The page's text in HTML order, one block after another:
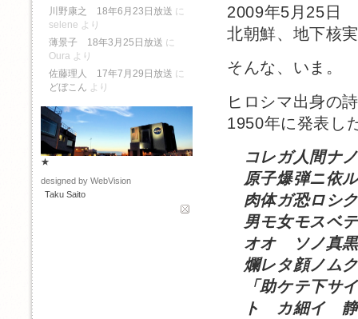
2009年5月25日
北朝鮮、地下核
そんな、いま。
ヒロシマ出身の
1950年に発表し
コレガ人間ナ
原子爆弾ニ依
肉体ガ恐ロシ
男モ女モスベ
オオ ソノ真黒
爛レタ顔ノム
「助ケテ下サ
ト カ細イ 静
川野康之 18年6月23日放送 に
selene より
薄景子 18年3月25日放送 に
Oura より
佐藤理人 17年7月29日放送 に
どぼこん より
★
designed by WebVision
Taku Saito